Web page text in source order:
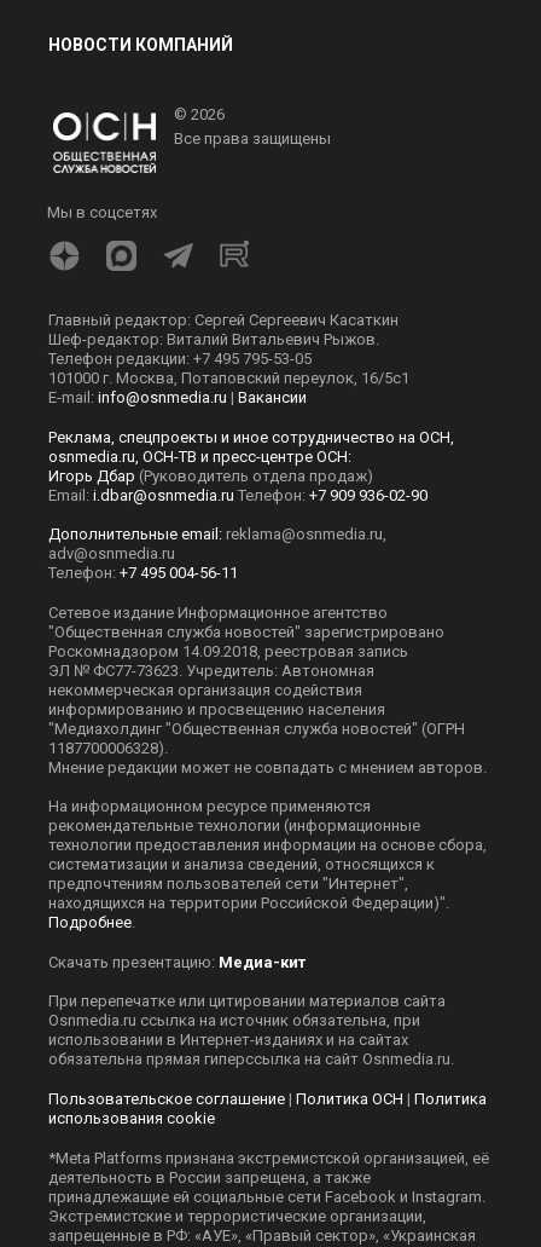
НОВОСТИ КОМПАНИЙ
© 2026
Все права защищены
Мы в соцсетях
Главный редактор: Сергей Сергеевич Касаткин
Шеф-редактор: Виталий Витальевич Рыжов.
Телефон редакции: +7 495 795-53-05
101000 г. Москва, Потаповский переулок, 16/5с1
E-mail: info@osnmedia.ru | Вакансии
Реклама, спецпроекты и иное сотрудничество на ОСН,
osnmedia.ru, ОСН-ТВ и пресс-центре ОСН:
Игорь Дбар (Руководитель отдела продаж)
Email: i.dbar@osnmedia.ru Телефон: +7 909 936-02-90
Дополнительные email: reklama@osnmedia.ru
adv@osnmedia.ru
Телефон: +7 495 004-56-11
Сетевое издание Информационное агентство
"Общественная служба новостей" зарегистрировано
Роскомнадзором 14.09.2018, реестровая запись
ЭЛ № ФС77-73623. Учредитель: Автономная
некоммерческая организация содействия
информированию и просвещению населения
"Медиахолдинг "Общественная служба новостей" (ОГРН
1187700006328).
Мнение редакции может не совпадать с мнением авторов.
На информационном ресурсе применяются
рекомендательные технологии (информационные
технологии предоставления информации на основе сбора,
систематизации и анализа сведений, относящихся к
предпочтениям пользователей сети "Интернет",
находящихся на территории Российской Федерации)".
Подробнее
Скачать презентацию: Медиа-кит
При перепечатке или цитировании материалов сайта
Оsnmedia.ru ссылка на источник обязательна, при
использовании в Интернет-изданиях и на сайтах
обязательна прямая гиперссылка на сайт Оsnmedia.ru.
Пользовательское соглашение | Политика ОСН | Политика
использования cookie
*Meta Platforms признана экстремистской организацией, её
деятельность в России запрещена, а также
принадлежащие ей социальные сети Facebook и Instagram.
Экстремистские и террористические организации,
запрещенные в РФ: «АУЕ», «Правый сектор», «Украинская